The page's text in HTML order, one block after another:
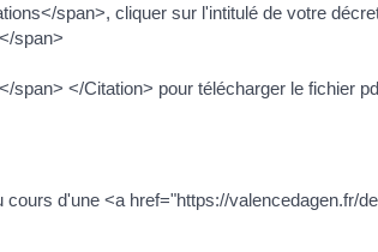
span>, cliquer sur l'intitulé de votre
span>
</Citation> pour télécharger le fichier
d'une <a href="https://valencedagen.fr/